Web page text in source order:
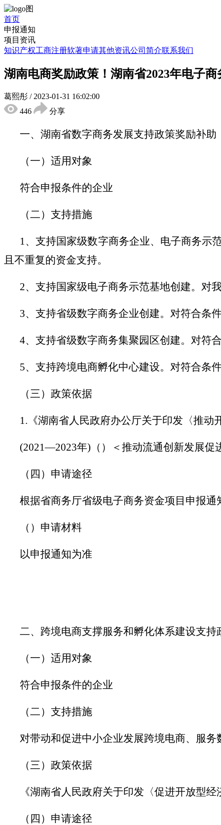
首页
申报通知
项目资讯
知识产权工商注册软著申请其他资讯公司简介联系我们
湖南电商奖励政策！湖南省2023年电子
葛熙彤 / 2023-01-31 16:02:00
446
分享
一、湖南省数字商务发展支持政策奖励补助
（一）适用对象
符合申报条件的企业
（二）支持措施
1、支持国家级数字商务企业、电子商务示
且不重复的资金支持。
2、支持国家级电子商务示范基地创建。对
3、支持省级数字商务企业创建。对符合条
4、支持省级数字商务集聚园区创建。对符
5、支持跨境电商孵化中心建设。对符合条
（三）政策依据
1.《湖南省人民政府办公厅关于印发〈推
(2021—2023年)（）＜推动流通创新发展促
（四）申请途径
根据省商务厅省级电子商务资金项目申报通
（）申请材料
以申报通知为准
二、跨境电商支撑服务和孵化体系建设支持
（一）适用对象
符合申报条件的企业
（二）支持措施
对带动和促进中小企业发展跨境电商、服务
（三）政策依据
《湖南省人民政府关于印发〈促进开放型经
（四）申请途径